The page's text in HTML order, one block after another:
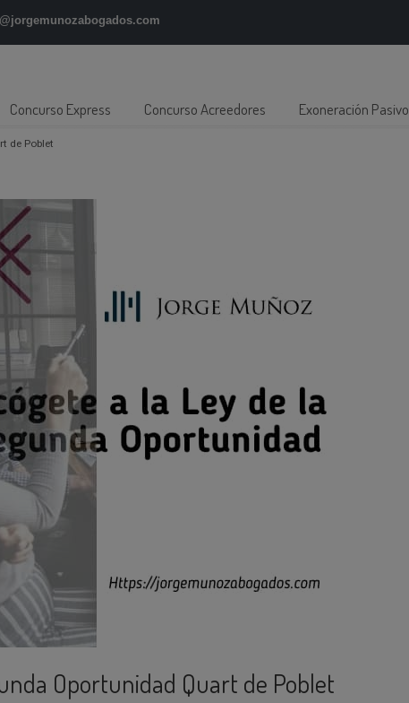
Concurso Express Concurso Acreedores Exoneración Pasivo
de Poblet
Oportunidad Quart de Poblet